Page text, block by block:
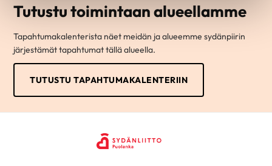
Tutustu toimintaan alueellamme
Tapahtumakalenterista näet meidän ja alueemme sydänpiirin
järjestämät tapahtumat tällä alueella.
TUTUSTU TAPAHTUMAKALENTERIIN